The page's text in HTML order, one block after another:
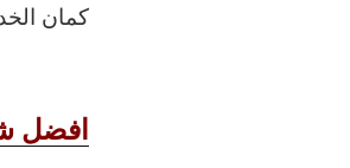
كمان
افضل